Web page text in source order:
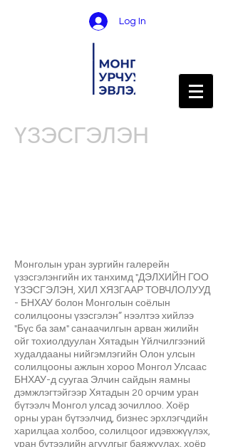
Log In
ҮЗЭСГЭЛЭН
Монголын уран зургийн галерейн
үзэсгэлэнгийн их танхимд "ДЭЛХИЙН ГОО
ҮЗЭСГЭЛЭН, ХИЛ ХЯЗГААР ТОВЧЛОЛУУД
- БНХАУ болон Монголын соёлын
солилцооны үзэсгэлэн” нээлтээ хийлээ
"Бүс ба зам" санаачилгын арван жилийн
ойг тохиолдуулан Хятадын Үйлчилгээний
худалдааны нийгэмлэгийн Олон улсын
солилцооны ажлын хороо Монгол Улсаас
БНХАУ-д суугаа Элчин сайдын яамны
дэмжлэгтэйгээр Хятадын 20 орчим уран
бүтээлч Монгол улсад зочиллоо. Хоёр
орны уран бүтээлчид, бизнес эрхлэгчдийн
харилцаа холбоо, солилцоог идэвхжүүлэх,
уран бүтээлийн агуулгыг баяжуулах, хоёр